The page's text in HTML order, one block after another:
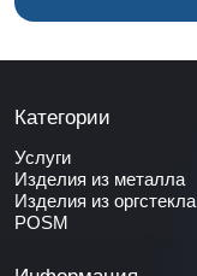
Категории
Услуги
Изделия из металла
Изделия из оргстекла
POSM